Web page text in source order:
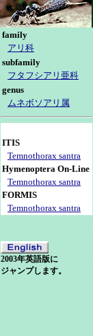
family
アリ科
subfamily
フタフシアリ亜科
genus
ムネボソアリ属
ITIS
Temnothorax santra
Hymenoptera On-Line
Temnothorax santra
FORMIS
Temnothorax santra
2003年英語版に
ジャンプします。